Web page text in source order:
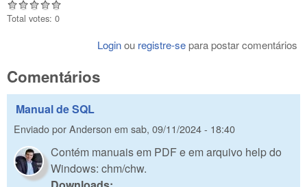
Total votes: 0
Loginou registre-separa postar comentários
Comentários
Manual de SQL
Enviado porAnderson em sab, 09/11/2024 - 18:40
Contém manuais em PDF e em arquivo help do
Windows: chm/chw.